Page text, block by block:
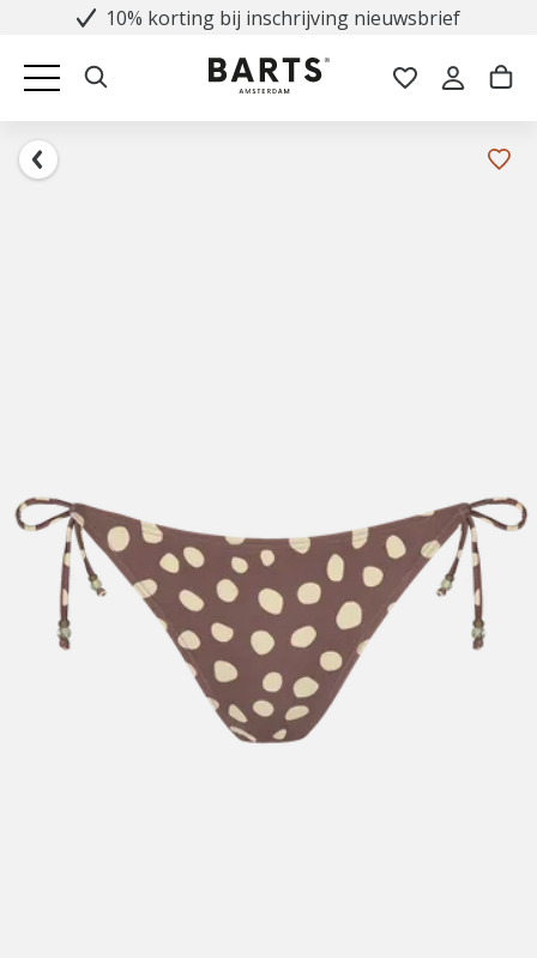
10% korting bij inschrijving nieuwsbrief